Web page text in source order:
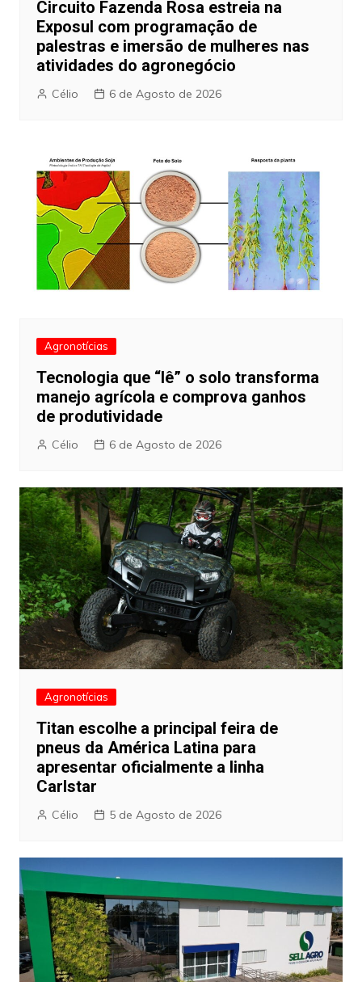
Circuito Fazenda Rosa estreia na
Exposul com programação de
palestras e imersão de mulheres nas
atividades do agronegócio
Célio 6 de Agosto de 2026
Agronotícias
Tecnologia que “lê” o solo transforma
manejo agrícola e comprova ganhos
de produtividade
Célio 6 de Agosto de 2026
Agronotícias
Titan escolhe a principal feira de
pneus da América Latina para
apresentar oficialmente a linha
Carlstar
Célio 5 de Agosto de 2026